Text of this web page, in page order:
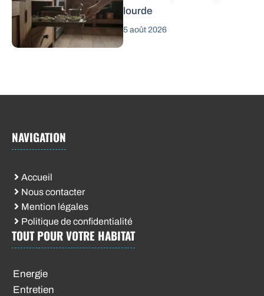
lourde
5 août 2026
NAVIGATION
Accueil
Nous contacter
Mention légales
Politique de confidentialité
TOUT POUR VOTRE HABITAT
Energie
Entretien